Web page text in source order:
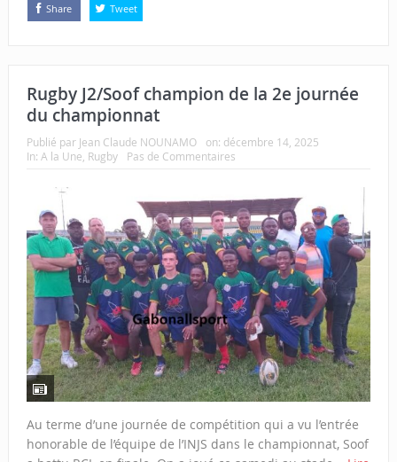
Share Tweet
Rugby J2/Soof champion de la 2e journée
du championnat
Publié par Jean Claude NOUNAMO on: décembre 14, 2025
In: A la Une Rugby Pas de Commentaires
Au terme d’une journée de compétition qui a vu l’entrée
honorable de l’équipe de l’INJS dans le championnat, Soof